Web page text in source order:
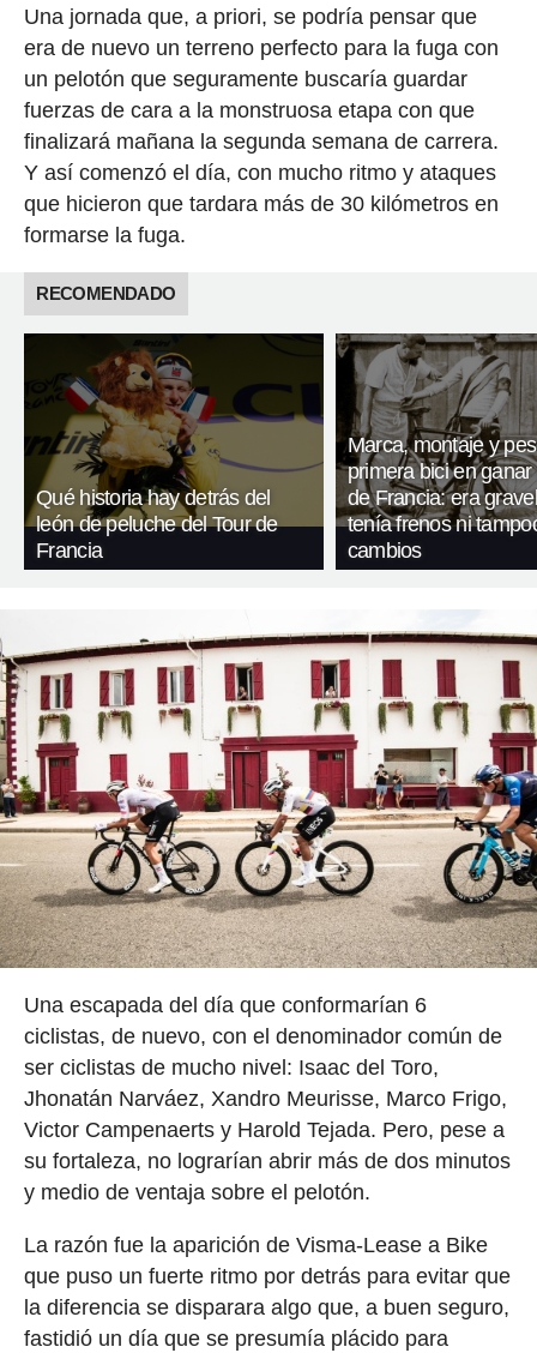
Una jornada que, a priori, se podría pensar que
era de nuevo un terreno perfecto para la fuga con
un pelotón que seguramente buscaría guardar
fuerzas de cara a la monstruosa etapa con que
finalizará mañana la segunda semana de carrera.
Y así comenzó el día, con mucho ritmo y ataques
que hicieron que tardara más de 30 kilómetros en
formarse la fuga.
RECOMENDADO
Qué historia hay detrás del
león de peluche del Tour de
Francia
Marca, montaje y
primera bici en ganar
de Francia: era
tenía frenos ni
cambios
Una escapada del día que conformarían 6
ciclistas, de nuevo, con el denominador común de
ser ciclistas de mucho nivel: Isaac del Toro,
Jhonatán Narváez, Xandro Meurisse, Marco Frigo,
Victor Campenaerts y Harold Tejada. Pero, pese a
su fortaleza, no lograrían abrir más de dos minutos
y medio de ventaja sobre el pelotón.
La razón fue la aparición de Visma-Lease a Bike
que puso un fuerte ritmo por detrás para evitar que
la diferencia se disparara algo que, a buen seguro,
fastidió un día que se presumía plácido para